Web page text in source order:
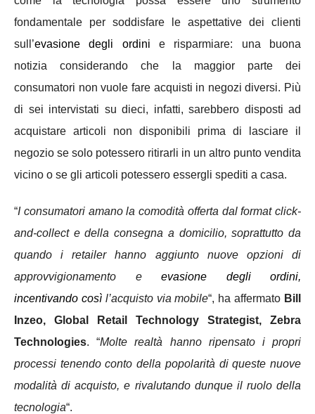
fondamentale per soddisfare le aspettative dei clienti
sull’evasione degli ordini e risparmiare: una buona
notizia considerando che la maggior parte dei
consumatori non vuole fare acquisti in negozi diversi. Più
di sei intervistati su dieci, infatti, sarebbero disposti ad
acquistare articoli non disponibili prima di lasciare il
negozio se solo potessero ritirarli in un altro punto vendita
vicino o se gli articoli potessero essergli spediti a casa.
“I consumatori amano la comodità offerta dal format click-
and-collect e della consegna a domicilio, soprattutto da
quando i retailer hanno aggiunto nuove opzioni di
approvvigionamento e evasione degli ordini,
incentivando così l’acquisto via mobile“, ha affermato Bill
Inzeo, Global Retail Technology Strategist, Zebra
Technologies. “Molte realtà hanno ripensato i propri
processi tenendo conto della popolarità di queste nuove
modalità di acquisto, e rivalutando dunque il ruolo della
tecnologia“.